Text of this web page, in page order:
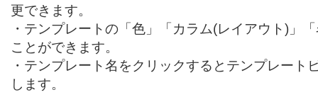
更できます。
・テンプレートの「色」「カラム(レイアウト)」
ことができます。
・テンプレート名をクリックするとテンプレート
します。